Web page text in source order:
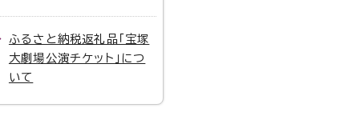
ふるさと納税返礼品「宝塚
大劇場公演チケット」につ
いて